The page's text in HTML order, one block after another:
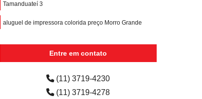
Tamanduateí 3
aluguel de impressora colorida preço Morro Grande
Entre em contato
(11) 3719-4230
(11) 3719-4278